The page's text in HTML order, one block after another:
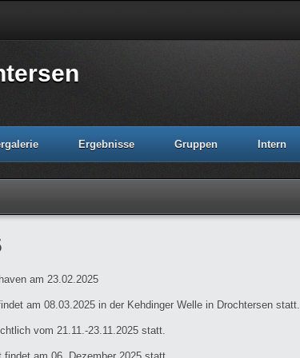
Ergebnisse Gruppen Intern
am 23.02.2025
am 08.03.2025 in der Kehdinger Welle in Drochtersen statt.
vom 21.11.-23.11.2025 statt.